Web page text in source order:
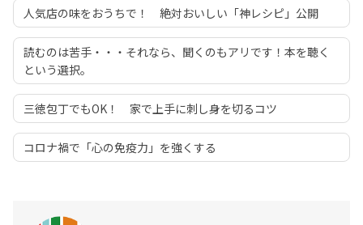
人気店の味をおうちで！ 絶対おいしい「神レシピ」公開
読むのは苦手・・・それなら、聞くのもアリです！本を聴く
という選択。
三徳包丁でもOK！ 家で上手に刺し身を切るコツ
コロナ禍で「心の免疫力」を強くする